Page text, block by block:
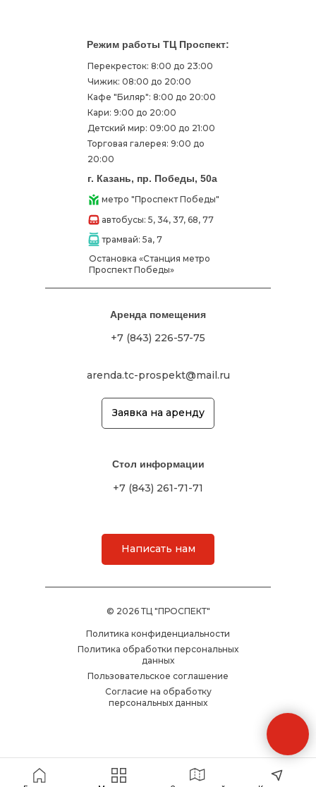
Режим работы ТЦ Проспект:
г. Казань, пр. Победы, 50а
метро "Проспект Победы"
Аренда помещения
Стол информации
Перекресток: 8:00 до 23:00
Чижик: 08:00 до 20:00
Кафе "Биляр": 8:00 до 20:00
Кари: 9:00 до 20:00
Детский мир: 09:00 до 21:00
Торговая галерея: 9:00 до
20:00
+7 (843) 226-57-75
автобусы: 5, 34, 37, 68, 77
arenda.tc-prospekt@mail.ru
+7 (843) 261-71-71
Заявка на аренду
Написать нам
© 2026 ТЦ "ПРОСПЕКТ"
Политика конфиденциальности
Создание сайта WellMedia
Политика обработки персональных
данных
Пользовательское соглашение
Согласие на обработку
персональных данных
трамвай: 5а, 7
Остановка «Станция метро
Проспект Победы»